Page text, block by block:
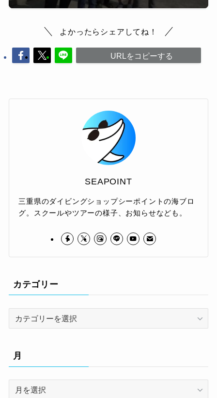
よかったらシェアしてね！
URLをコピーする
SEAPOINT
三重県のダイビングショップシーポイントの海ブロ
グ。スクールやツアーの様子、お知らせなども。
カテゴリー
リ
ー
月